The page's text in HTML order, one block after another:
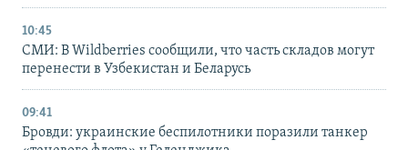
10:45
СМИ: В Wildberries сообщили, что часть складов могут
перенести в Узбекистан и Беларусь
09:41
Бровди: украинские беспилотники поразили танкер